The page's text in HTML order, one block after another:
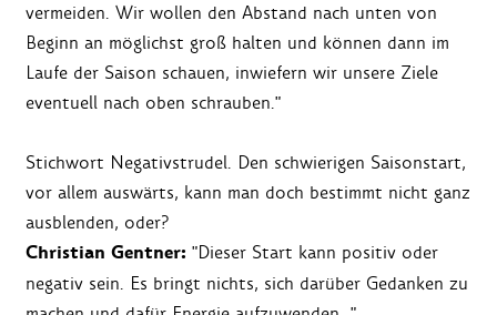
vermeiden. Wir wollen den Abstand nach unten von
Beginn an möglichst groß halten und können dann im
Laufe der Saison schauen, inwiefern wir unsere Ziele
eventuell nach oben schrauben."
Stichwort Negativstrudel. Den schwierigen Saisonstart,
vor allem auswärts, kann man doch bestimmt nicht ganz
ausblenden, oder?
Christian Gentner: "Dieser Start kann positiv oder
negativ sein. Es bringt nichts, sich darüber Gedanken zu